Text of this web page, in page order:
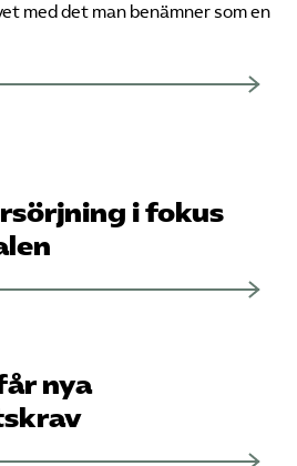
med det man benämner som en
i fokus
nya